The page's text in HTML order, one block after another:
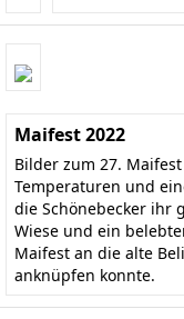
Maifest 2022
Bilder zum 27.
Temperaturen und
die Schönebecker ihr
Wiese und ein
Maifest an die alte
anknüpfen konnte.